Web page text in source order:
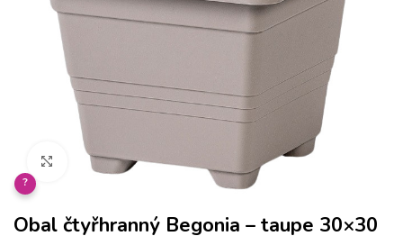
Klikněte pro zvětšení
?
Obal čtyřhranný Begonia – taupe 30×30